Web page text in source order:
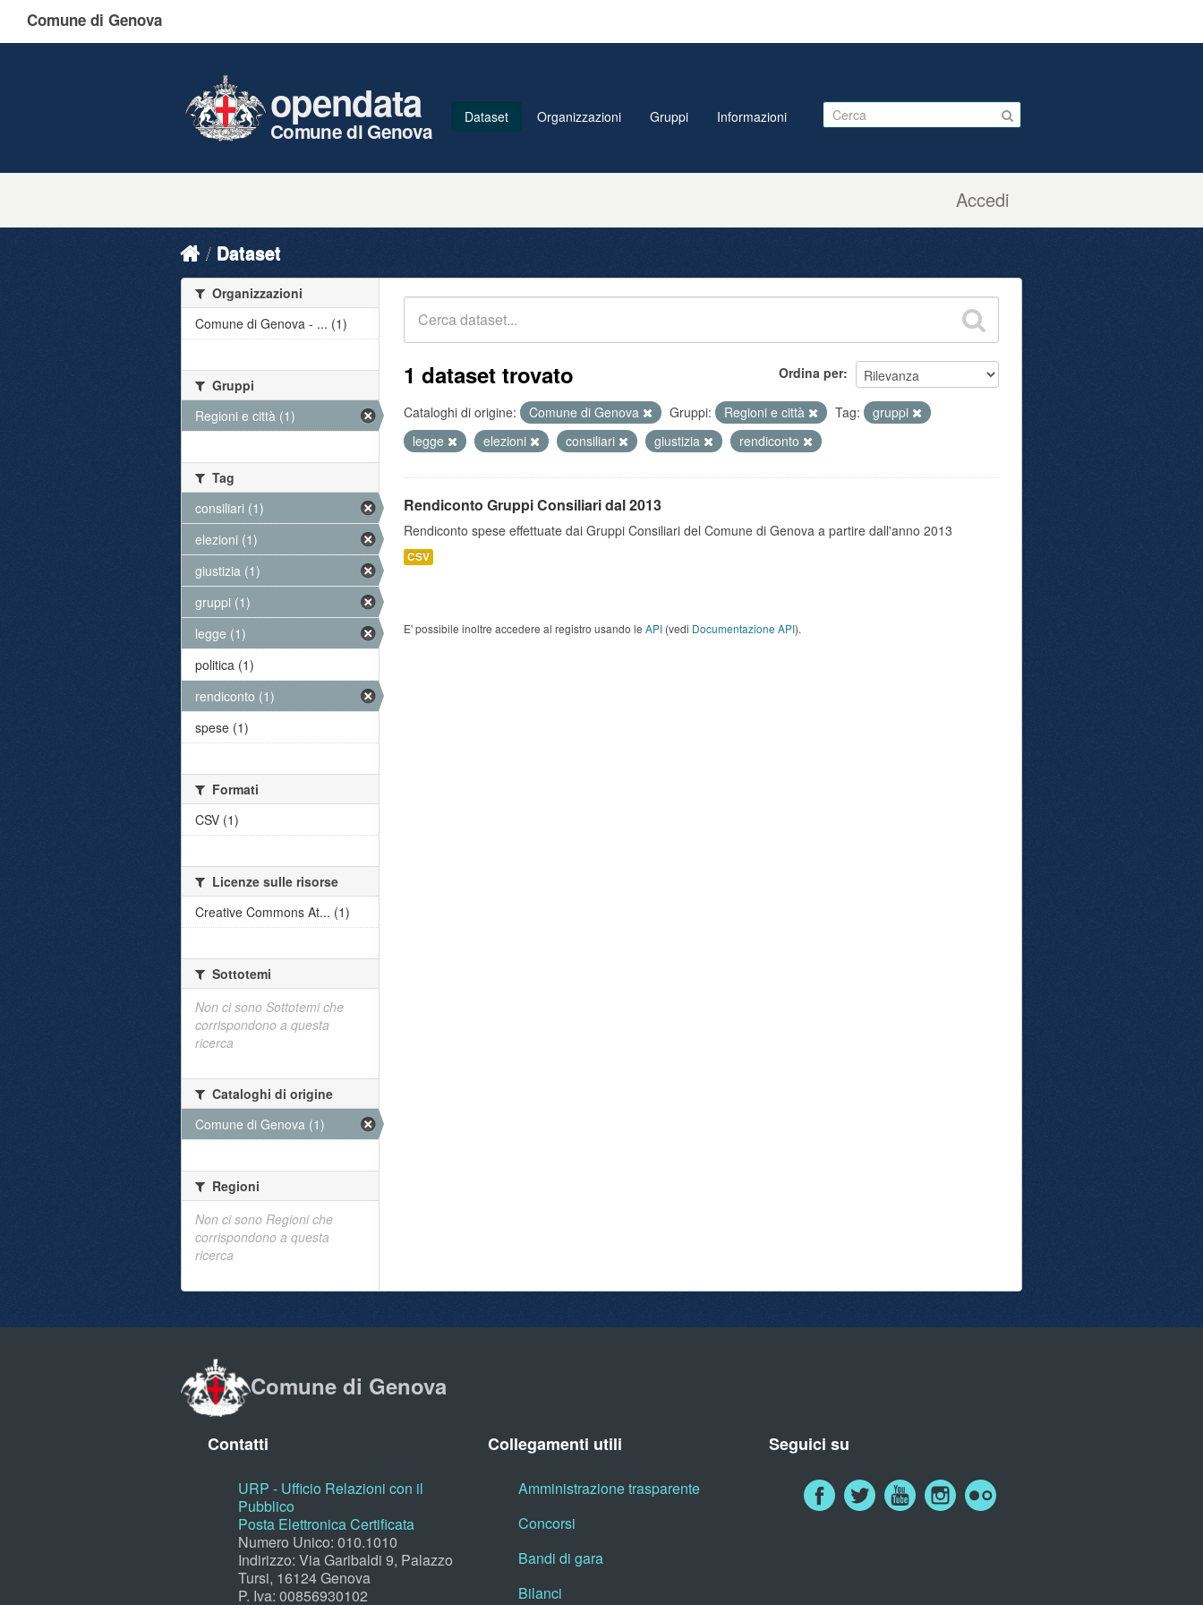
Comune di Genova
Accedi
opendata
Comune di Genova
Dataset Organizzazioni Gruppi Informazioni
Dataset
Ordina per
1 dataset trovato
Cataloghi di origine: Comune di Genova Gruppi: Regioni e città Tag:
gruppi
legge
elezioni consiliari giustizia rendiconto
Rendiconto Gruppi Consiliari dal 2013
Rendiconto spese effettuate dai Gruppi Consiliari del Comune di Genova a partire dall'anno 2013
CSV
E' possibile inoltre accedere al registro usando le API (vedi Documentazione API).
Organizzazioni
Comune di Genova - ... (1)
Gruppi
Regioni e città (1)
Tag
consiliari (1)
elezioni (1)
giustizia (1)
gruppi (1)
legge (1)
politica (1)
rendiconto (1)
spese (1)
Formati
CSV (1)
Licenze sulle risorse
Creative Commons At... (1)
Sottotemi
Non ci sono Sottotemi che
corrispondono a questa
ricerca
Cataloghi di origine
Comune di Genova (1)
Regioni
Non ci sono Regioni che
corrispondono a questa
ricerca
Comune di Genova
Contatti
URP - Ufficio Relazioni con il
Pubblico
Posta Elettronica Certificata
Numero Unico: 010.1010
Indirizzo: Via Garibaldi 9, Palazzo
Tursi, 16124 Genova
P. Iva: 00856930102
Collegamenti utili
Amministrazione trasparente
Concorsi
Bandi di gara
Bilanci
Seguici su